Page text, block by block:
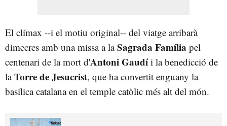
El clímax --i el motiu original-- del viatge arribarà
dimecres amb una missa a laSagrada Família pel
centenari de la mort d'Antoni Gaudíi la benedicció de
laTorre de Jesucrist, que ha convertit enguany la
basílica catalana en el temple catòlic més alt del món.